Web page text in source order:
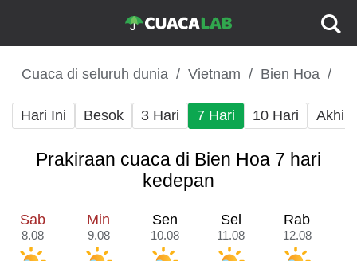
Cuaca di seluruh dunia Vietnam Bien Hoa
Hari Ini Besok 3 Hari 7 Hari 10 Hari Akhir
Prakiraan cuaca di Bien Hoa 7 hari
kedepan
Sab
8.08
Min
9.08
Sen
10.08
Sel
11.08
Rab
12.08